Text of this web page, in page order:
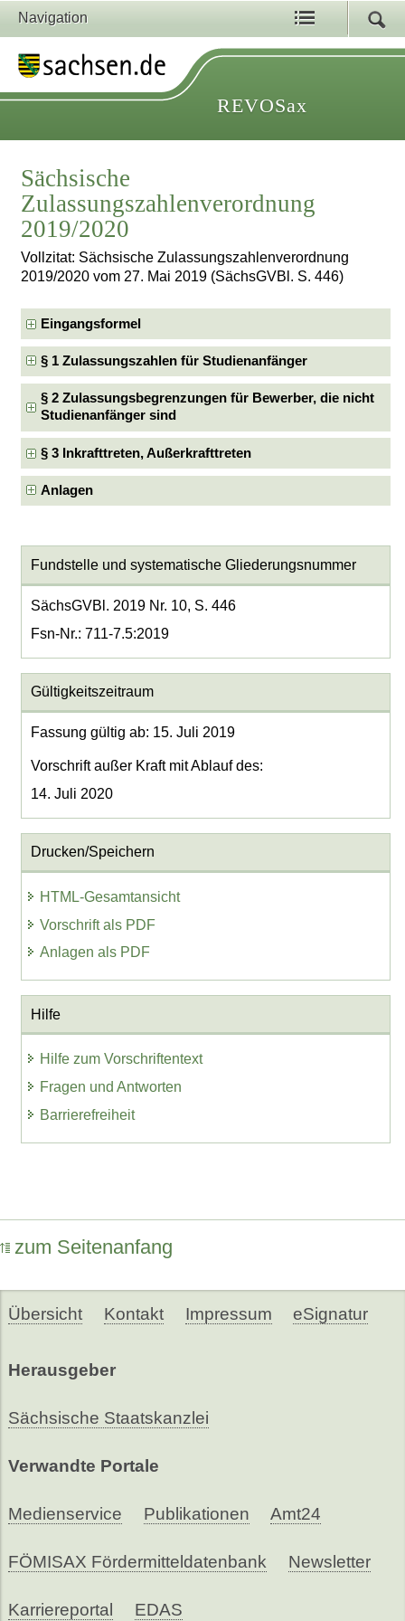
Navigation
REVOSax
Sächsische
Zulassungszahlenverordnung
2019/2020
Vollzitat: Sächsische Zulassungszahlenverordnung
2019/2020 vom 27. Mai 2019 (SächsGVBl. S. 446)
Eingangsformel
§ 1 Zulassungszahlen für Studienanfänger
§ 2 Zulassungsbegrenzungen für Bewerber, die nicht
Studienanfänger sind
§ 3 Inkrafttreten, Außerkrafttreten
Anlagen
Fundstelle und systematische Gliederungsnummer
SächsGVBl. 2019 Nr. 10, S. 446
Fsn-Nr.: 711-7.5:2019
Gültigkeitszeitraum
Fassung gültig ab: 15. Juli 2019
Vorschrift außer Kraft mit Ablauf des:
14. Juli 2020
Drucken/Speichern
HTML-Gesamtansicht
Vorschrift als PDF
Anlagen als PDF
Hilfe
Hilfe zum Vorschriftentext
Fragen und Antworten
Barrierefreiheit
zum Seitenanfang
Übersicht Kontakt Impressum eSignatur
Herausgeber
Sächsische Staatskanzlei
Verwandte Portale
Medienservice Publikationen Amt24
FÖMISAX Fördermitteldatenbank Newsletter
Karriereportal EDAS